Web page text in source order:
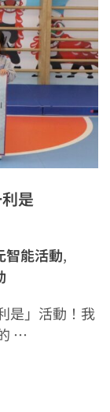
是
智能活動,
是」活動！我
…